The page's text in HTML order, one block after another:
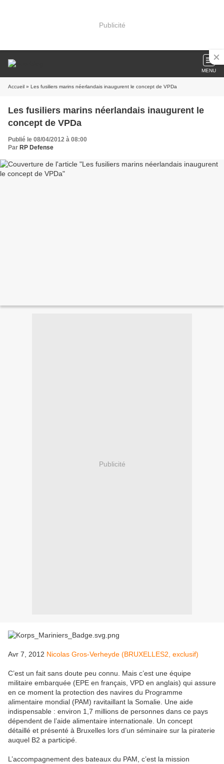
Publicité
MENU
Accueil » Les fusiliers marins néerlandais inaugurent le concept de VPDa
Les fusiliers marins néerlandais inaugurent le
concept de VPDa
Publié le 08/04/2012 à 08:00
Par RP Defense
Publicité
Avr 7, 2012 Nicolas Gros-Verheyde (BRUXELLES2, exclusif)
C’est un fait sans doute peu connu. Mais c’est une équipe
militaire embarquée (EPE en français, VPD en anglais) qui assure
en ce moment la protection des navires du Programme
alimentaire mondial (PAM) ravitaillant la Somalie. Une aide
indispensable : environ 1,7 millions de personnes dans ce pays
dépendent de l’aide alimentaire internationale. Un concept
détaillé et présenté à Bruxelles lors d’un séminaire sur la piraterie
auquel B2 a participé.
L’accompagnement des bateaux du PAM, c’est la mission